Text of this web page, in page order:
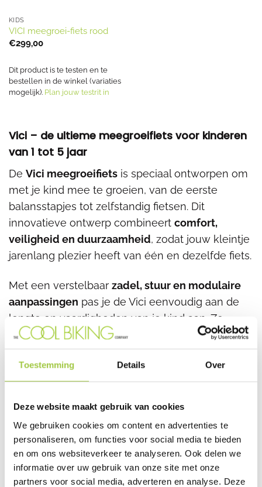
Toestemming Details Over
Deze website maakt gebruik van cookies
We gebruiken cookies om content en advertenties te
personaliseren, om functies voor social media te bieden
en om ons websiteverkeer te analyseren. Ook delen we
informatie over uw gebruik van onze site met onze
partners voor social media, adverteren en analyse. Deze
KIDS
VICI meegroei-fiets rood
€299,00
Dit product is te testen en te
bestellen in de winkel (variaties
mogelijk). Plan jouw testrit in
Vici – de ultieme meegroeifiets voor kinderen
van 1 tot 5 jaar
De Vici meegroeifiets is speciaal ontworpen om
met je kind mee te groeien, van de eerste
balansstapjes tot zelfstandig fietsen. Dit
innovatieve ontwerp combineert comfort,
veiligheid en duurzaamheid, zodat jouw kleintje
jarenlang plezier heeft van één en dezelfde fiets.
Met een verstelbaar zadel, stuur en modulaire
aanpassingen pas je de Vici eenvoudig aan de
lengte en vaardigheden van je kind aan. Zo
maak je moeiteloos de overstap van
loopfiets
naar een volwaardige kinderfiets, zonder
telkens een nieuwe fiets te hoeven kopen.
Waarom kiezen voor de Vici
meegroeifiets?
1. Van loopfiets tot kinderfiets – groeit mee
met jouw kind
Dankzij hetverstelbare frame en stuurgebruik